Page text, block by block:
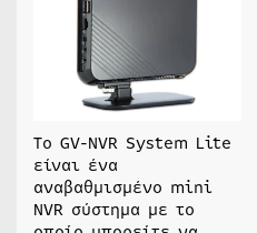
Τo GV-NVR System Lite
είναι ένα
αναβαθμισμένο mini
NVR σύστημα με το